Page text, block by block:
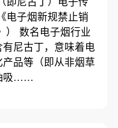
电子烟新规禁止销
） 数名电子烟行业
尼古丁，意味着电
品等（即从非烟草
吸……